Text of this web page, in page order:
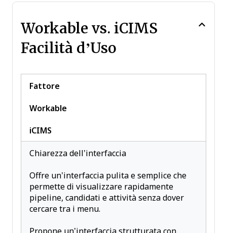
Workable vs. iCIMS
Facilità d’Uso
Fattore
Workable
iCIMS
Chiarezza dell’interfaccia
Offre un’interfaccia pulita e semplice che
permette di visualizzare rapidamente
pipeline, candidati e attività senza dover
cercare tra i menu.